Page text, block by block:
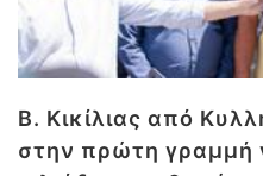
Β. Κικίλιας από
στην πρώτη γραμμή